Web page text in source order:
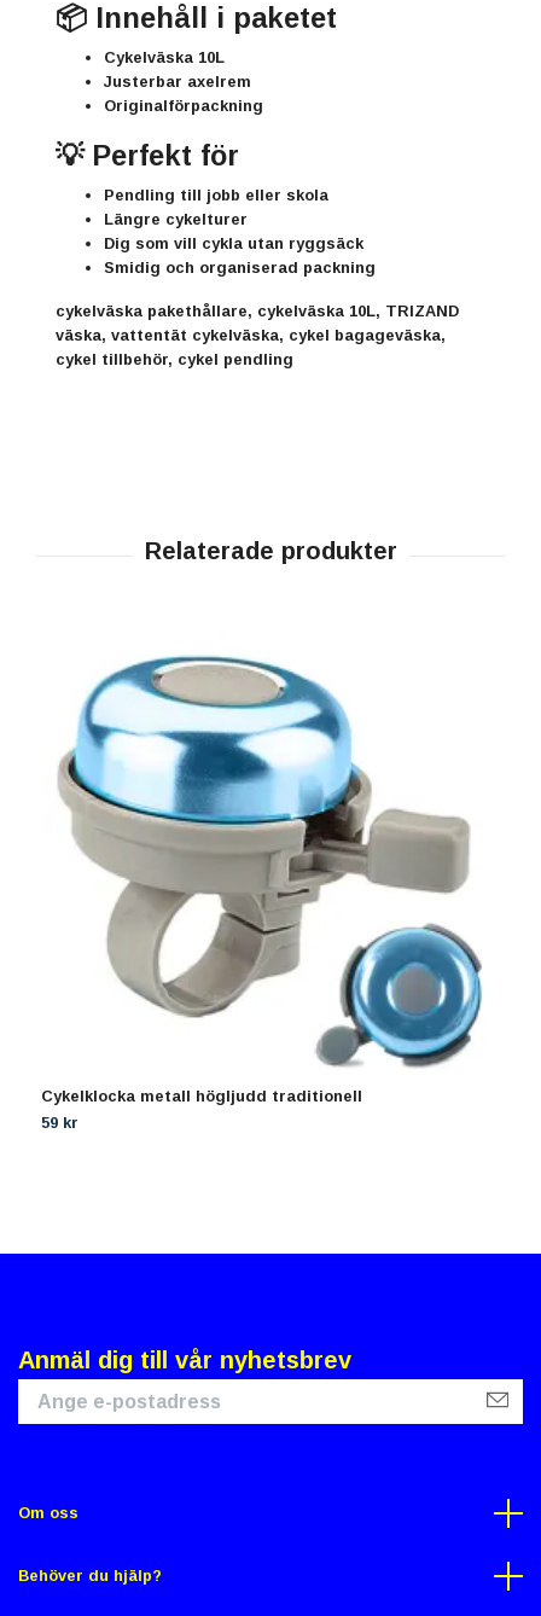
📦 Innehåll i paketet
Cykelväska 10L
Justerbar axelrem
Originalförpackning
💡 Perfekt för
Pendling till jobb eller skola
Längre cykelturer
Dig som vill cykla utan ryggsäck
Smidig och organiserad packning
cykelväska pakethållare, cykelväska 10L, TRIZAND
väska, vattentät cykelväska, cykel bagageväska,
cykel tillbehör, cykel pendling
Cykelklocka metall högljudd traditionell
59 kr
Anmäl dig till vår nyhetsbrev
Om oss
Behöver du hjälp?